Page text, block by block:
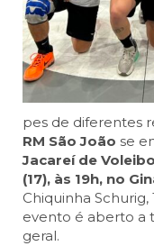
pes de diferentes
RM São João se
Jacareí de
(17), às 19h, no
Chiquinha
evento é aberto a
geral.